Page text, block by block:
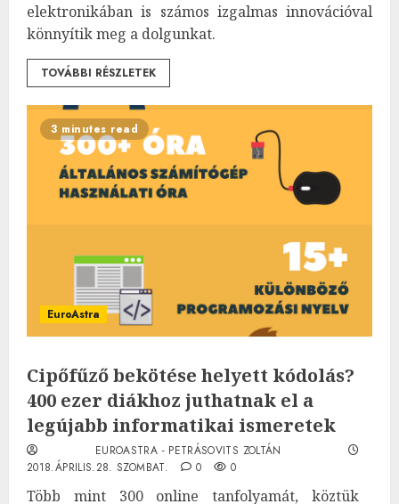
elektronikában is számos izgalmas innovációval
könnyítik meg a dolgunkat.
TOVÁBBI RÉSZLETEK
3 minutes read
EuroAstra
Cipőfűző bekötése helyett kódolás?
400 ezer diákhoz juthatnak el a
legújabb informatikai ismeretek
EUROASTRA - PETRÁSOVITS ZOLTÁN
2018.ÁPRILIS.28. SZOMBAT.
0 0
Több mint 300 online tanfolyamát, köztük